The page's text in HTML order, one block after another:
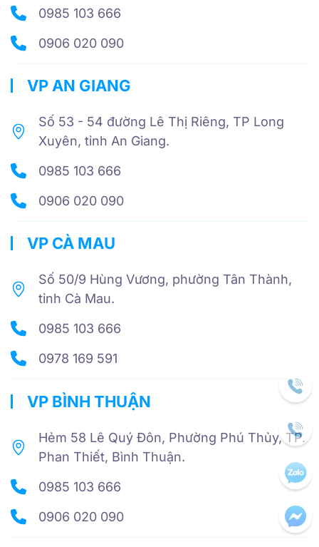
0985 103 666
0906 020 090
VP AN GIANG
Số 53 - 54 đường Lê Thị Riêng, TP Long
Xuyên, tỉnh An Giang.
0985 103 666
0906 020 090
VP CÀ MAU
Số 50/9 Hùng Vương, phường Tân Thành,
tỉnh Cà Mau.
0985 103 666
0978 169 591
VP BÌNH THUẬN
Hẻm 58 Lê Quý Đôn, Phường Phú Thủy, TP.
Phan Thiết, Bình Thuận.
0985 103 666
0906 020 090